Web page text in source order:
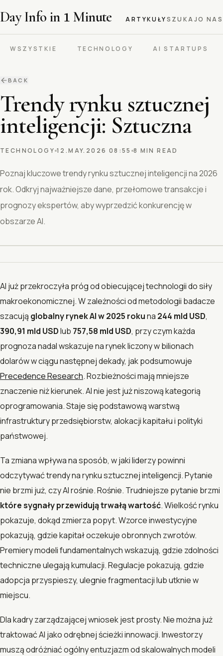
Day Info in 1 Minute ARTYKUŁYSZUKAJO NAS
WSZYSTKIE TECHNOLOGY AI STARTUPS
BACK
Trendy rynku sztucznej
inteligencji: Sztuczna
TECHNOLOGY 12.MAY.2026 08:55 8 MIN READ
Poznaj kluczowe trendy rynku sztucznej inteligencji na 2026
rok. Odkryj najważniejsze dane, przełomowe transakcje i
prognozy ekspertów, aby wyprzedzić konkurencję w
obszarze AI.
AI już przekroczyła próg od obiecującej technologii do siły
makroekonomicznej. W zależności od metodologii badacze
szacują globalny rynek AI w 2025 rokuna 244 mld USD,
390,91 mld USDlub 757,58 mld USD, przy czym każda
prognoza nadal wskazuje na rynek liczony w bilionach
dolarów w ciągu następnej dekady, jak podsumowuje
Precedence Research. Rozbieżności mają mniejsze
znaczenie niż kierunek. AI nie jest już niszową kategorią
oprogramowania. Staje się podstawową warstwą
infrastruktury przedsiębiorstw, alokacji kapitału i polityki
państwowej.
Ta zmiana wpływa na sposób, w jaki liderzy powinni
odczytywać trendy na rynku sztucznej inteligencji. Pytanie
nie brzmi już, czy AI rośnie. Rośnie. Trudniejsze pytanie brzmi
które sygnały przewidują trwałą wartość. Wielkość rynku
pokazuje, dokąd zmierza popyt. Wzorce inwestycyjne
pokazują, gdzie kapitał oczekuje obronnych zwrotów.
Premiery modeli fundamentalnych wskazują, gdzie zdolności
techniczne ulegają kumulacji. Regulacje pokazują, gdzie
adopcja przyspieszy, ulegnie fragmentacji lub utknie w
miejscu.
Dla kadry zarządzającej wniosek jest prosty. Nie można już
traktować AI jako odrębnej ścieżki innowacji. Inwestorzy
muszą odróżniać ogólny entuzjazm od skalowalnych modeli